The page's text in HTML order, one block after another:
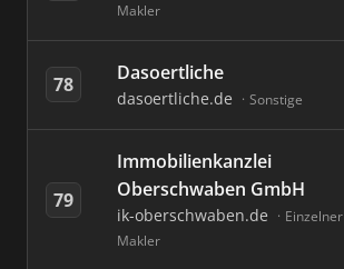
Makler
78 Dasoertliche
dasoertliche.de Sonstige
79
Immobilienkanzlei
Oberschwaben GmbH
ik-oberschwaben.de
Einzelner
Makler